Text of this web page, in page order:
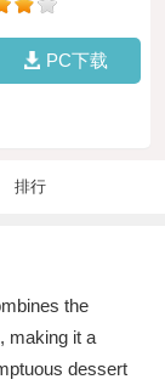
PC下载
排行
the
making it a
dessert